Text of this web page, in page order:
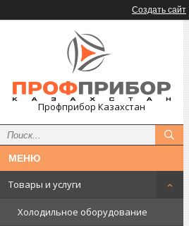
Создать сайт
Профприбор Казахстан
Товары и услуги
Холодильное оборудование